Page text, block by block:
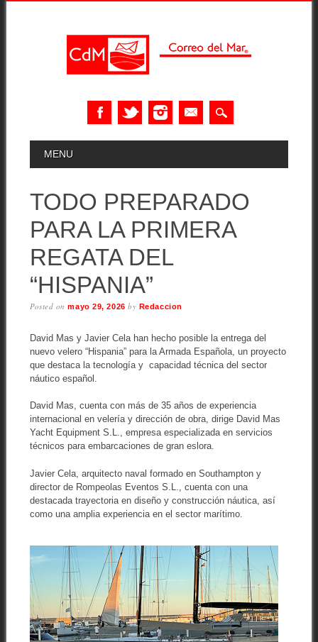
MAIN MENU
MENU
TODO PREPARADO
PARA LA PRIMERA
REGATA DEL
“HISPANIA”
Posted onmayo 29, 2026 by Redaccion
David Mas y Javier Cela han hecho posible la entrega del
nuevo velero “Hispania” para la Armada Española, un proyecto
que destaca la tecnología y capacidad técnica del sector
náutico español.
David Mas, cuenta con más de 35 años de experiencia
internacional en velería y dirección de obra, dirige David Mas
Yacht Equipment S.L., empresa especializada en servicios
técnicos para embarcaciones de gran eslora.
Javier Cela, arquitecto naval formado en Southampton y
director de Rompeolas Eventos S.L., cuenta con una
destacada trayectoria en diseño y construcción náutica, así
como una amplia experiencia en el sector marítimo.